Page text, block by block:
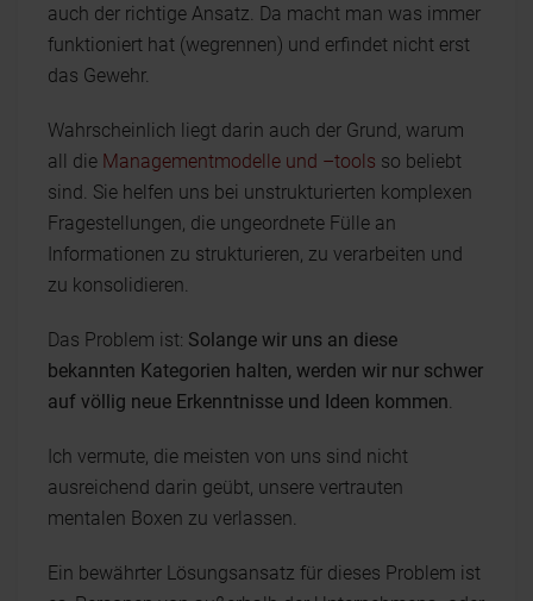
auch der richtige Ansatz. Da macht man was immer
funktioniert hat (wegrennen) und erfindet nicht erst
das Gewehr.
Wahrscheinlich liegt darin auch der Grund, warum
all die Managementmodelle und –tools so beliebt
sind. Sie helfen uns bei unstrukturierten komplexen
Fragestellungen, die ungeordnete Fülle an
Informationen zu strukturieren, zu verarbeiten und
zu konsolidieren.
Das Problem ist: Solange wir uns an diese
bekannten Kategorien halten, werden wir nur schwer
auf völlig neue Erkenntnisse und Ideen kommen.
Ich vermute, die meisten von uns sind nicht
ausreichend darin geübt, unsere vertrauten
mentalen Boxen zu verlassen.
Ein bewährter Lösungsansatz für dieses Problem ist